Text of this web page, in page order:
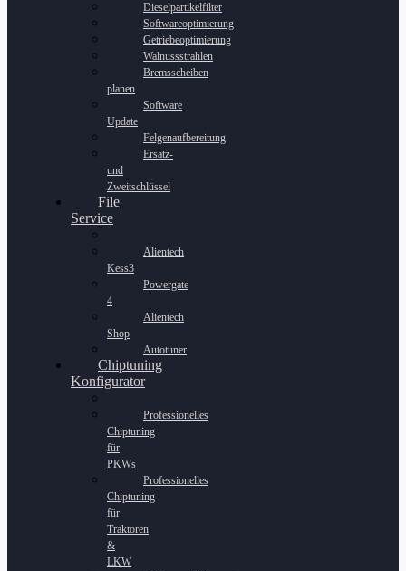
Dieselpartikelfilter
Softwareoptimierung
Getriebeoptimierung
Walnussstrahlen
Bremsscheiben
planen
Software
Update
Felgenaufbereitung
Ersatz-
und
Zweitschlüssel
File
Service
Alientech
Kess3
Powergate
4
Alientech
Shop
Autotuner
Chiptuning
Konfigurator
Professionelles
Chiptuning
für
PKWs
Professionelles
Chiptuning
für
Traktoren
&
LKW